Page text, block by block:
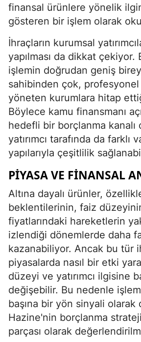
finansal ürünlere yönelik
gösteren bir işlem olarak
İhraçların kurumsal
yapılması da dikkat çekiyor.
işlemin doğrudan geniş
sahibinden çok,
yöneten kurumlara hitap
Böylece kamu finansmanı
hedefli bir borçlanma kanalı
yatırımcı tarafında da farklı
yapılarıyla çeşitlilik
PIYASA VE FINANSAL
Altına dayalı ürünler,
beklentilerinin, faiz
fiyatlarındaki hareketlerin
izlendiği dönemlerde daha
kazanabiliyor. Ancak bu tür
piyasalarda nasıl bir etki
düzeyi ve yatırımcı ilgisine
değişebilir. Bu nedenle
başına bir yön sinyali olarak
Hazine'nin borçlanma
parçası olarak